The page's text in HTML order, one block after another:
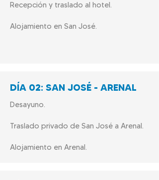
Recepción y traslado al hotel.
Alojamiento en San José.
DÍA 02: SAN JOSÉ - ARENAL
Desayuno.
Traslado privado de San José a Arenal.
Alojamiento en Arenal.